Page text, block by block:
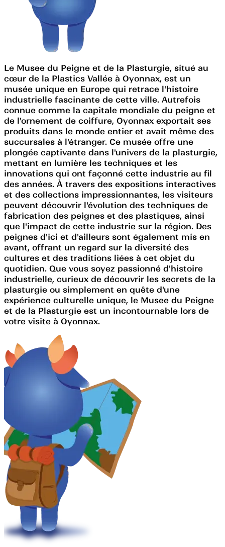
Le Musee du Peigne et de la Plasturgie, situé au
cœur de la Plastics Vallée à Oyonnax, est un
musée unique en Europe qui retrace l'histoire
industrielle fascinante de cette ville. Autrefois
connue comme la capitale mondiale du peigne et
de l'ornement de coiffure, Oyonnax exportait ses
produits dans le monde entier et avait même des
succursales à l'étranger. Ce musée offre une
plongée captivante dans l'univers de la plasturgie,
mettant en lumière les techniques et les
innovations qui ont façonné cette industrie au fil
des années. À travers des expositions interactives
et des collections impressionnantes, les visiteurs
peuvent découvrir l'évolution des techniques de
fabrication des peignes et des plastiques, ainsi
que l'impact de cette industrie sur la région. Des
peignes d'ici et d'ailleurs sont également mis en
avant, offrant un regard sur la diversité des
cultures et des traditions liées à cet objet du
quotidien. Que vous soyez passionné d'histoire
industrielle, curieux de découvrir les secrets de la
plasturgie ou simplement en quête d'une
expérience culturelle unique, le Musee du Peigne
et de la Plasturgie est un incontournable lors de
votre visite à Oyonnax.